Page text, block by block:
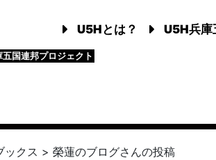
U5Hとは？ U5H兵庫
国連邦プロジェクト
ックス > 榮蓮のブログさんの投稿